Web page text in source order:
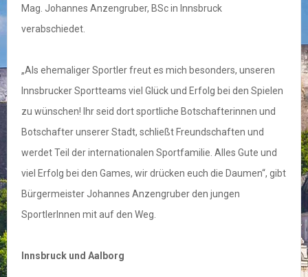
Mag. Johannes Anzengruber, BSc in Innsbruck
verabschiedet.
„Als ehemaliger Sportler freut es mich besonders, unseren
Innsbrucker Sportteams viel Glück und Erfolg bei den Spielen
zu wünschen! Ihr seid dort sportliche Botschafterinnen und
Botschafter unserer Stadt, schließt Freundschaften und
werdet Teil der internationalen Sportfamilie. Alles Gute und
viel Erfolg bei den Games, wir drücken euch die Daumen“, gibt
Bürgermeister Johannes Anzengruber den jungen
SportlerInnen mit auf den Weg.
Innsbruck und Aalborg